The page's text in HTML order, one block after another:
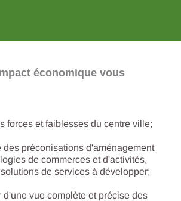
économique vous
forces et faiblesses du centre ville;
des préconisations d'aménagement
de commerces et d'activités,
de services à développer;
d'une vue complète et précise des